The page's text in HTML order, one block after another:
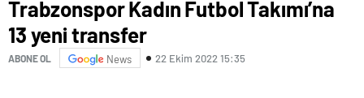
Trabzonspor Kadın Futbol Takımı’na
13 yeni transfer
ABONE OL News 22 Ekim 2022 15:35